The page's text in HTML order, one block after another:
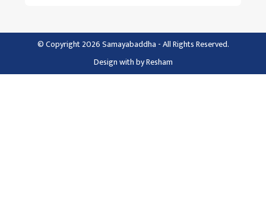
© Copyright 2026 Samayabaddha - All Rights Reserved.
Design withbyResham